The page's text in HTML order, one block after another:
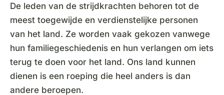
De leden van de strijdkrachten behoren tot de
meest toegewijde en verdienstelijke personen
van het land. Ze worden vaak gekozen vanwege
hun familiegeschiedenis en hun verlangen om iets
terug te doen voor het land. Ons land kunnen
dienen is een roeping die heel anders is dan
andere beroepen.